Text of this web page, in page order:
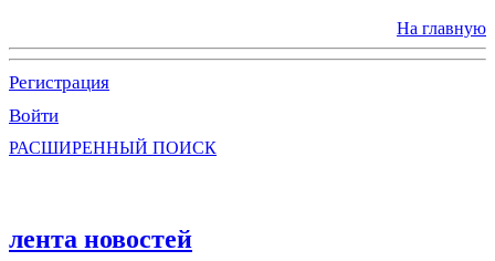
На главную
Регистрация
Войти
РАСШИРЕННЫЙ ПОИСК
лента новостей